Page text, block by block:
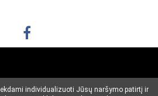
individualizuoti Jūsų naršymo patirtį ir